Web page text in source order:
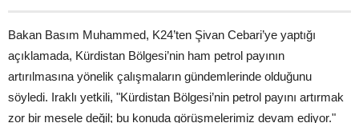
Bakan Basım Muhammed, K24’ten Şivan Cebari’ye yaptığı
açıklamada, Kürdistan Bölgesi’nin ham petrol payının
artırılmasına yönelik çalışmaların gündemlerinde olduğunu
söyledi. Iraklı yetkili, "Kürdistan Bölgesi’nin petrol payını artırmak
zor bir mesele değil; bu konuda görüşmelerimiz devam ediyor."